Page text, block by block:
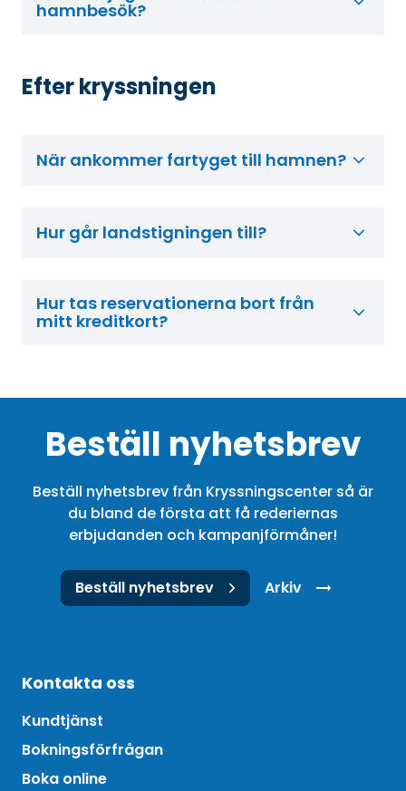
hamnbesök?
Efter kryssningen
När ankommer fartyget till hamnen?
Hur går landstigningen till?
Hur tas reservationerna bort från
mitt kreditkort?
Beställ nyhetsbrev
Beställ nyhetsbrev från Kryssningscenter så är
du bland de första att få rederiernas
erbjudanden och kampanjförmåner!
Beställ nyhetsbrev Arkiv
Kontakta oss
Kundtjänst
Bokningsförfrågan
Boka online